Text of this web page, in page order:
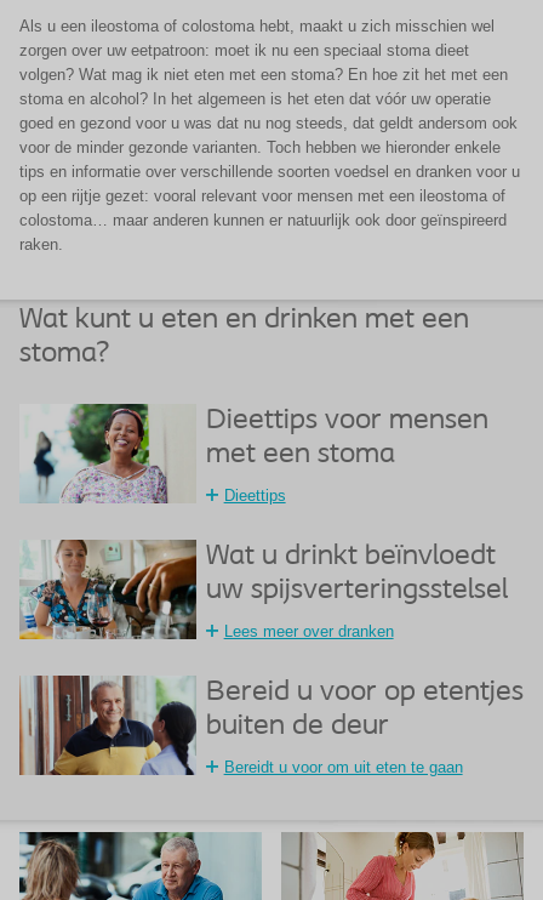
Als u een ileostoma of colostoma hebt, maakt u zich misschien wel
zorgen over uw eetpatroon: moet ik nu een speciaal stoma dieet
volgen? Wat mag ik niet eten met een stoma? En hoe zit het met een
stoma en alcohol? In het algemeen is het eten dat vóór uw operatie
goed en gezond voor u was dat nu nog steeds, dat geldt andersom ook
voor de minder gezonde varianten. Toch hebben we hieronder enkele
tips en informatie over verschillende soorten voedsel en dranken voor u
op een rijtje gezet: vooral relevant voor mensen met een ileostoma of
colostoma… maar anderen kunnen er natuurlijk ook door geïnspireerd
raken.
Wat kunt u eten en drinken met een
stoma?
Dieettips voor mensen
met een stoma
Dieettips
Wat u drinkt beïnvloedt
uw spijsverteringsstelsel
Lees meer over dranken
Bereid u voor op etentjes
buiten de deur
Bereidt u voor om uit eten te gaan